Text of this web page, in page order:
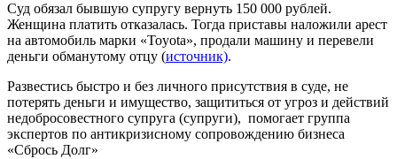
Суд обязал бывшую супругу вернуть 150 000 рублей.
Женщина платить отказалась. Тогда приставы наложили арест
на автомобиль марки «Toyota», продали машину и перевели
деньги обманутому отцу (источник).
Развестись быстро и без личного присутствия в суде, не
потерять деньги и имущество, защититься от угроз и действий
недобросовестного супруга (супруги), помогает группа
экспертов по антикризисному сопровождению бизнеса
«Сбрось Долг»